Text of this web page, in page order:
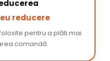
reducere
pentru a plăti mai
comandă.